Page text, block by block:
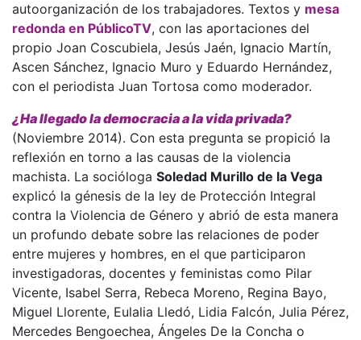
autoorganización de los trabajadores. Textos y mesa
redonda en PúblicoTV, con las aportaciones del
propio Joan Coscubiela, Jesús Jaén, Ignacio Martín,
Ascen Sánchez, Ignacio Muro y Eduardo Hernández,
con el periodista Juan Tortosa como moderador.
¿Ha llegado la democracia a la vida privada?
(Noviembre 2014). Con esta pregunta se propició la
reflexión en torno a las causas de la violencia
machista. La socióloga Soledad Murillo de la Vega
explicó la génesis de la ley de Protección Integral
contra la Violencia de Género y abrió de esta manera
un profundo debate sobre las relaciones de poder
entre mujeres y hombres, en el que participaron
investigadoras, docentes y feministas como Pilar
Vicente, Isabel Serra, Rebeca Moreno, Regina Bayo,
Miguel Llorente, Eulalia Lledó, Lidia Falcón, Julia Pérez,
Mercedes Bengoechea, Ángeles De la Concha o